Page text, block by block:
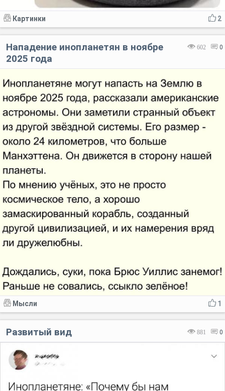
2
Картинки
602 0
Нападение инопланетян в ноябре
2025 года
1
Мысли
881 0
Развитый вид